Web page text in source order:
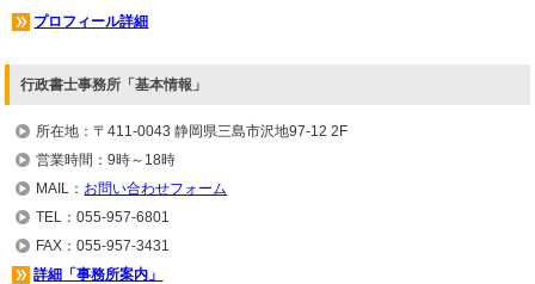
プロフィール詳細
行政書士事務所「基本情報」
所在地：〒411-0043 静岡県三島市沢地97-12 2F
営業時間：9時～18時
MAIL： お問い合わせフォーム
TEL：055-957-6801
FAX：055-957-3431
詳細「事務所案内」